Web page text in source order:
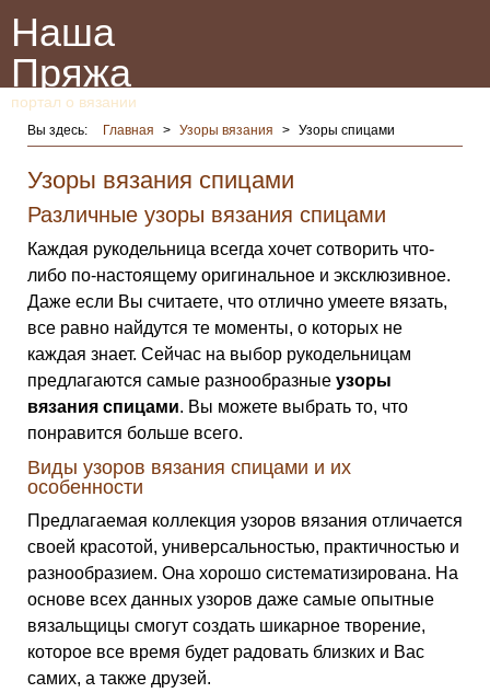
Наша
Пряжа
портал о вязании
Вы здесь: Главная > Узоры вязания > Узоры спицами
Узоры вязания спицами
Различные узоры вязания спицами
Каждая рукодельница всегда хочет сотворить что-
либо по-настоящему оригинальное и эксклюзивное.
Даже если Вы считаете, что отлично умеете вязать,
все равно найдутся те моменты, о которых не
каждая знает. Сейчас на выбор рукодельницам
предлагаются самые разнообразные узоры
вязания спицами. Вы можете выбрать то, что
понравится больше всего.
Виды узоров вязания спицами и их
особенности
Предлагаемая коллекция узоров вязания отличается
своей красотой, универсальностью, практичностью и
разнообразием. Она хорошо систематизирована. На
основе всех данных узоров даже самые опытные
вязальщицы смогут создать шикарное творение,
которое все время будет радовать близких и Вас
самих, а также друзей.